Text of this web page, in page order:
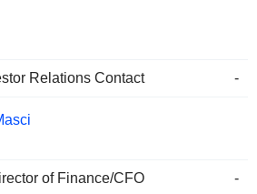
Relations Contact -
of Finance/CFO -